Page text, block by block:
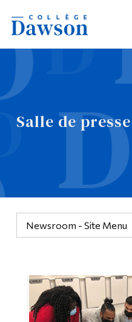
Salle de presse
Newsroom - Site Menu
EN